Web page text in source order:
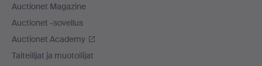
Auctionet Magazine
Auctionet -sovellus
Auctionet Academy
Taiteilijat ja muotoilijat